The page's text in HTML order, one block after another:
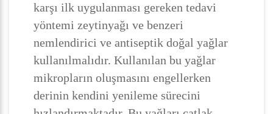
karşı ilk uygulanması gereken tedavi
yöntemi zeytinyağı ve benzeri
nemlendirici ve antiseptik doğal yağlar
kullanılmalıdır. Kullanılan bu yağlar
mikropların oluşmasını engellerken
derinin kendini yenileme sürecini